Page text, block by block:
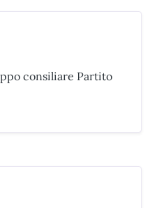
consiliare Partito